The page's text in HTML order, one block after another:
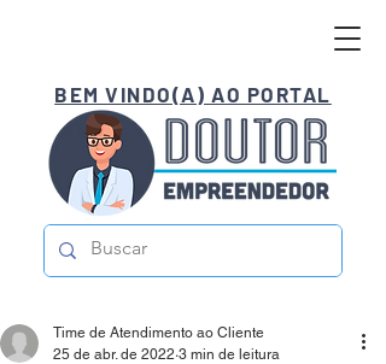
BEM VINDO(A) AO PORTAL
Time de Atendimento ao Cliente
25 de abr. de 2022 3 min de leitura